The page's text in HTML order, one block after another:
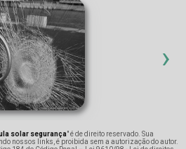
›
solar segurança" é de direito reservado. Sua
nossos links, é proibida sem a autorização do autor.